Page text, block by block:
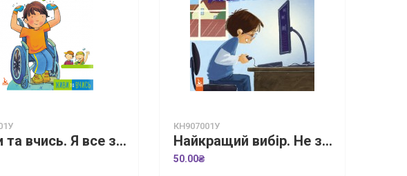
Живи та вчись. Я все зможу
КН907001У
Найкращий вибір. Не зловживаємо відеоіграми
50.00₴